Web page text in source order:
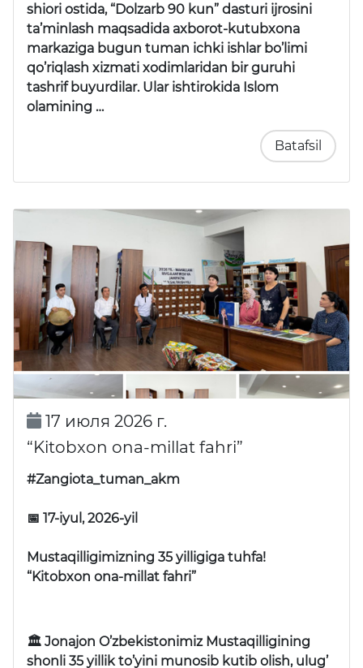
shiori ostida, “Dolzarb 90 kun” dasturi ijrosini
ta’minlash maqsadida axborot-kutubxona
markaziga bugun tuman ichki ishlar bo’limi
qo’riqlash xizmati xodimlaridan bir guruhi
tashrif buyurdilar. Ular ishtirokida Islom
olamining …
Batafsil
17 июля 2026 г.
“Kitobxon ona-millat fahri”
#Zangiota_tuman_akm
📅 17-iyul, 2026-yil
Mustaqilligimizning 35 yilligiga tuhfa!
“Kitobxon ona-millat fahri”
🏛 Jonajon O’zbekistonimiz Mustaqilligining
shonli 35 yillik to’yini munosib kutib olish, ulug’